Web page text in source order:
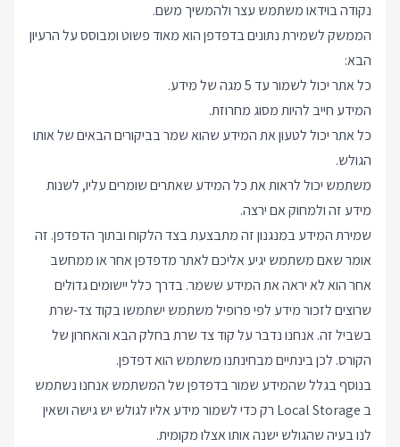
נקודה בוידאו משתמש עצר ולהמשיך משם.
הממשק לשמירת נתונים בדפדפן הוא מאוד פשוט ומבוסס על הרעיון
הבא:
כל אתר יכול לשמור עד 5 מגה של מידע.
המידע חייב להיות מסוג מחרוזת.
כל אתר יכול לטעון את המידע שהוא שמר בביקורים הבאים של אותו
הגולש.
משתמש יכול לראות את כל המידע שאתרים שומרים עליו, לשנות
מידע זה ולמחוק אם ירצה.
שמירת המידע במנגנון זה מתבצעת בצד הלקוח ובתוך הדפדפן. זה
אומר שאם משתמש יגיע אליכם לאתר מדפדפן אחר או ממחשב
אחר הוא לא יראה את המידע ששמר. בדרך כלל יישומים גדולים
שרוצים לזכור מידע לפי פרופיל משתמש ישתמשו בקוד צד-שרת
בשביל זה. אנחנו נדבר על קוד צד שרת בחלק הבא והאחרון של
הקורס. לכן בינתיים מבחינתנו משתמש הוא דפדפן.
בנוסף בגלל שהמידע שמור בדפדפן של המשתמש אנחנו נשתמש
ב Local Storage רק כדי לשמור מידע אליו לגולש יש גישה ושאין
לנו בעיה שהגולש ישנה אותו אצלו מקומית.